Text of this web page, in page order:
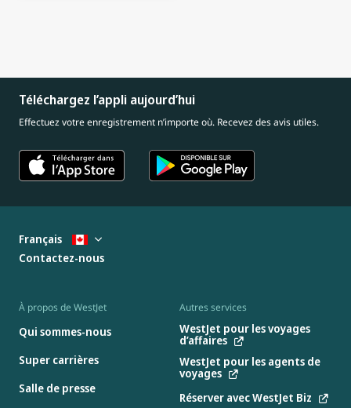
Téléchargez l’appli aujourd’hui
Effectuez votre enregistrement n’importe où. Recevez des avis utiles.
À propos de WestJet
Qui sommes-nous
Super carrières
Salle de presse
Autres services
WestJet pour les voyages
d’affaires
WestJet pour les agents de
voyages
Réserver avec WestJet Biz
Français
Contactez-nous